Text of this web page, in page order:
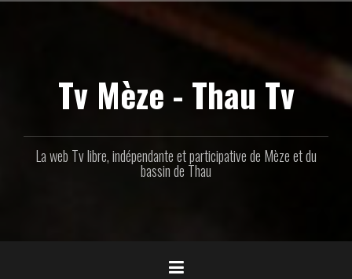
Tv Mèze - Thau Tv
La web Tv libre, indépendante et participative de Mèze et du
bassin de Thau